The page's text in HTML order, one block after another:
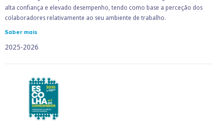
alta confiança e elevado desempenho, tendo como base a perceção dos
colaboradores relativamente ao seu ambiente de trabalho.
Saber mais
2025-2026